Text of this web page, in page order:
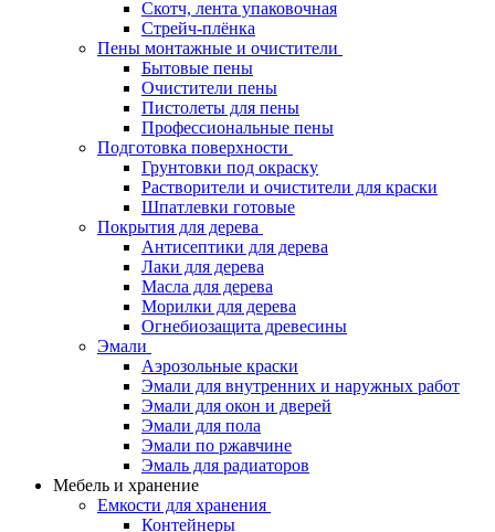
Скотч, лента упаковочная
Стрейч-плёнка
Пены монтажные и очистители
Бытовые пены
Очистители пены
Пистолеты для пены
Профессиональные пены
Подготовка поверхности
Грунтовки под окраску
Растворители и очистители для краски
Шпатлевки готовые
Покрытия для дерева
Антисептики для дерева
Лаки для дерева
Масла для дерева
Морилки для дерева
Огнебиозащита древесины
Эмали
Аэрозольные краски
Эмали для внутренних и наружных работ
Эмали для окон и дверей
Эмали для пола
Эмали по ржавчине
Эмаль для радиаторов
Мебель и хранение
Емкости для хранения
Контейнеры